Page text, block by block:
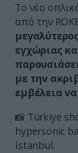
Το νέο
από την
εγχώριας
με την
εμβέλεια
📸 Türkiye
hypersonic
Istanbul.